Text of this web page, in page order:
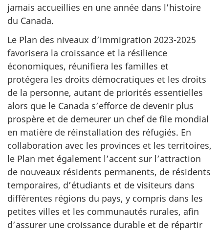
jamais accueillies en une année dans l’histoire
du Canada.
Le Plan des niveaux d’immigration 2023-2025
favorisera la croissance et la résilience
économiques, réunifiera les familles et
protégera les droits démocratiques et les droits
de la personne, autant de priorités essentielles
alors que le Canada s’efforce de devenir plus
prospère et de demeurer un chef de file mondial
en matière de réinstallation des réfugiés. En
collaboration avec les provinces et les territoires,
le Plan met également l’accent sur l’attraction
de nouveaux résidents permanents, de résidents
temporaires, d’étudiants et de visiteurs dans
différentes régions du pays, y compris dans les
petites villes et les communautés rurales, afin
d’assurer une croissance durable et de répartir